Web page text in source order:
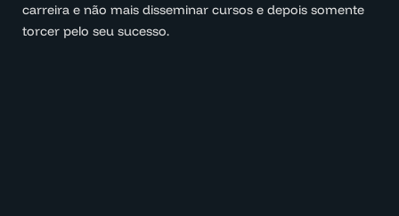
carreira e não mais disseminar cursos e depois somente
torcer pelo seu sucesso.